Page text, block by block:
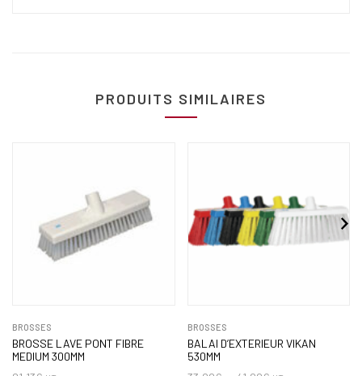
PRODUITS SIMILAIRES
BROSSES
BROSSE LAVE PONT FIBRE
MEDIUM 300MM
BROSSES
BALAI D’EXTERIEUR VIKAN
530MM